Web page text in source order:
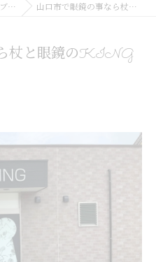
ブログ 山口市で眼鏡の事なら杖と眼鏡のKINGへ！
杖と眼鏡のKING